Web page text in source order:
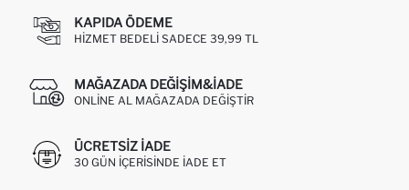
KAPIDA ÖDEME
HIZMET BEDELI SADECE 39,99 TL
MAĞAZADA DEĞIŞIM&İADE
ONLINE AL MAĞAZADA DEĞIŞTIR
ÜCRETSIZ IADE
30 GÜN IÇERISINDE IADE ET